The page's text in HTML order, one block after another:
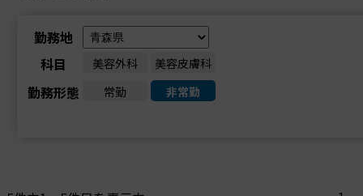
勤務地
科目
美容外科 美容皮膚科
勤務形態 常勤 非常勤